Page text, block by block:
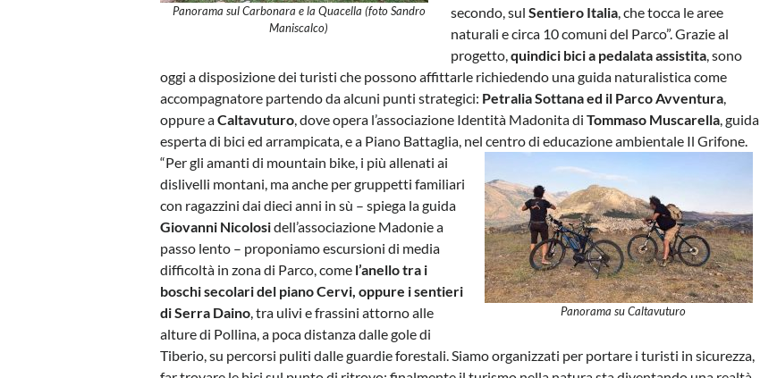
Panorama sul Carbonara e la Quacella (foto Sandro
Maniscalco)
secondo, sulSentiero Italia , che tocca le aree
naturali e circa 10 comuni del Parco”. Grazie al
progetto,quindici bici a pedalata assistita , sono
oggi a disposizione dei turisti che possono affittarle richiedendo una guida naturalistica come
accompagnatore partendo da alcuni punti strategici: Petralia Sottana ed il Parco Avventura
oppure aCaltavuturo , dove opera l’associazione Identità Madonita diTommaso Muscarella , guida
esperta di bici ed arrampicata, e a Piano Battaglia, nel centro di educazione ambientale Il Grifone.
Panorama su Caltavuturo
“Per gli amanti di mountain bike, i più allenati ai
dislivelli montani, ma anche per gruppetti familiari
con ragazzini dai dieci anni in sù – spiega la guida
Giovanni Nicolosidell’associazione Madonie a
passo lento – proponiamo escursioni di media
difficoltà in zona di Parco, come l’anello tra i
boschi secolari del piano Cervi, oppure i sentieri
di Serra Daino , tra ulivi e frassini attorno alle
alture di Pollina, a poca distanza dalle gole di
Tiberio, su percorsi puliti dalle guardie forestali. Siamo organizzati per portare i turisti in sicurezza,